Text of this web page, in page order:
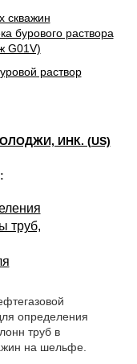
скважин
бурового раствора
G01V)
раствор
ИНК. (US)
труб,
определения
труб в
на шельфе.